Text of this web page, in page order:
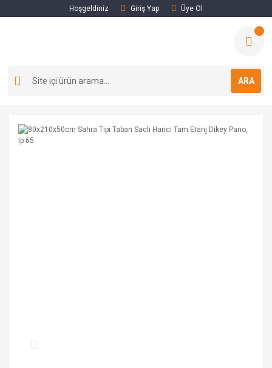
Hoşgeldiniz Giriş Yap Üye Ol
ARA